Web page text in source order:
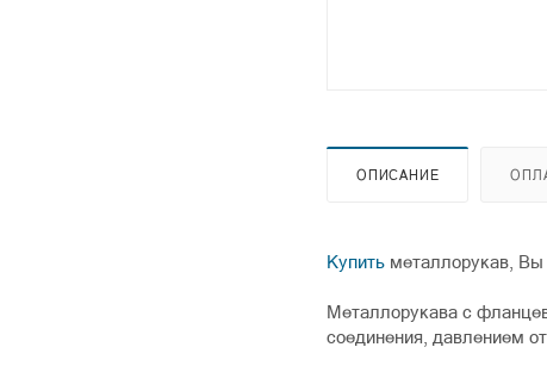
ОПИСАНИЕ
Купить металлорукав,
Металлорукава с
соединения, давлением